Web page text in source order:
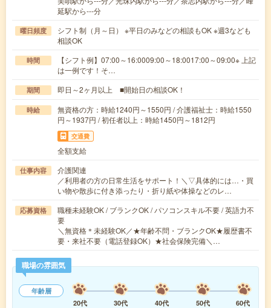
延駅から---分
曜日頻度
シフト制（月～日） ※平日のみなどの相談もOK ※週3なども
相談OK
時間
【シフト例】07:00～16:0009:00～18:0017:00～09:00※ 上記
は一例です！そ…
期間 即日～2ヶ月以上 ■開始日の相談OK！
時給
無資格の方：時給1240円～1550円 / 介護福祉士：時給1550
円～1937円 / 初任者以上：時給1450円～1812円
交通費
全額支給
仕事内容
介護関連
／利用者の方の日常生活をサポート！＼▽具体的には…・買
い物や散歩に付き添ったり・折り紙や体操などのレ…
応募資格
職種未経験OK / ブランクOK / パソコンスキル不要 / 英語力不
要
＼無資格＊未経験OK／★年齢不問・ブランクOK★履歴書不
要・来社不要（電話登録OK）★社会保険完備＼…
職場の雰囲気
年齢層
20代
30代 40代 50代
60代